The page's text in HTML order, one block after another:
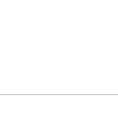
Кактусы и суккуленты